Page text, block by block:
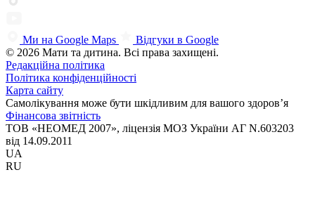
Ми на Google Maps
Відгуки в Google
© 2026 Мати та дитина. Всі права захищені.
Редакційна політика
Політика конфіденційності
Карта сайту
Самолікування може бути шкідливим для вашого здоров’я
Фінансова звітність
ТОВ «НЕОМЕД 2007», ліцензія МОЗ України АГ N.603203
від 14.09.2011
UA
RU